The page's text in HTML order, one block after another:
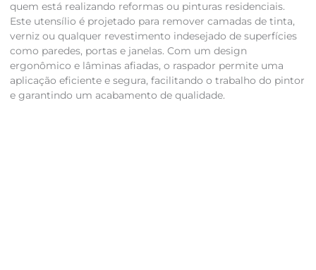
quem está realizando reformas ou pinturas residenciais.
Este utensílio é projetado para remover camadas de tinta,
verniz ou qualquer revestimento indesejado de superfícies
como paredes, portas e janelas. Com um design
ergonômico e lâminas afiadas, o raspador permite uma
aplicação eficiente e segura, facilitando o trabalho do pintor
e garantindo um acabamento de qualidade.